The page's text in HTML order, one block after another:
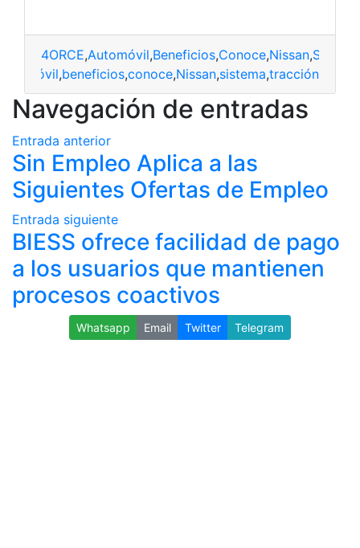
4ORCE,Automóvil,Beneficios,Conoce,Nissan,Sistema
,beneficios,conoce,Nissan,sistema,tracción
Navegación de entradas
Entrada anterior
Sin Empleo Aplica a las
Siguientes Ofertas de Empleo
Entrada siguiente
BIESS ofrece facilidad de pago
a los usuarios que mantienen
procesos coactivos
Whatsapp Email Twitter Telegram